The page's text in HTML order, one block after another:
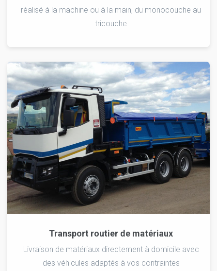
réalisé à la machine ou à la main, du monocouche au
tricouche
Transport routier de matériaux
Livraison de matériaux directement à domicile avec
des véhicules adaptés à vos contraintes